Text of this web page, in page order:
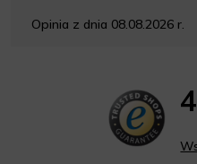
Opinia z dnia 08.08.2026 r.